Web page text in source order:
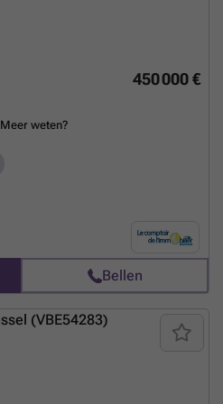
450 000 €
Meer weten?
Bellen